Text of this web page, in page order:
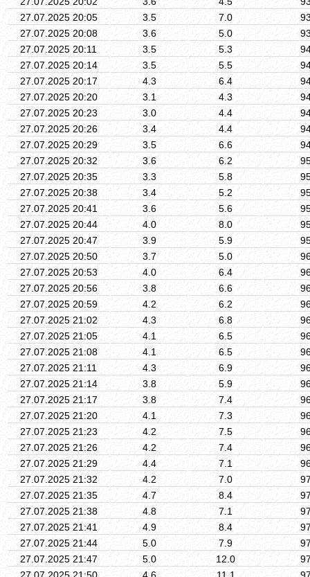
27.07.2025 20:05
3.5 7.0
27.07.2025 20:08
3.6 5.0
27.07.2025 20:11
3.5 5.3
27.07.2025 20:14
3.5 5.5
27.07.2025 20:17
4.3 6.4
27.07.2025 20:20
3.1 4.3
27.07.2025 20:23
3.0 4.4
27.07.2025 20:26
3.4 4.4
27.07.2025 20:29
3.5 6.6
27.07.2025 20:32
3.6 6.2
27.07.2025 20:35
3.3 5.8
27.07.2025 20:38
3.4 5.2
27.07.2025 20:41
3.6 5.6
27.07.2025 20:44
4.0 8.0
27.07.2025 20:47
3.9 5.9
27.07.2025 20:50
3.7 5.0
27.07.2025 20:53
4.0 6.4
27.07.2025 20:56
3.8 6.6
27.07.2025 20:59
4.2 6.2
27.07.2025 21:02
4.3 6.8
27.07.2025 21:05
4.1 6.5
27.07.2025 21:08
4.1 6.5
27.07.2025 21:11
4.3 6.9
27.07.2025 21:14
3.8 5.9
27.07.2025 21:17
3.8 7.4
27.07.2025 21:20
4.1 7.3
27.07.2025 21:23
4.2 7.5
27.07.2025 21:26
4.2 7.4
27.07.2025 21:29
4.4 7.1
27.07.2025 21:32
4.2 7.0
27.07.2025 21:35
4.7 8.4
27.07.2025 21:38
4.8 7.1
27.07.2025 21:41
4.9 8.4
27.07.2025 21:44
5.0 7.9
27.07.2025 21:47
5.0 12.0
27.07.2025 21:50
4.6 11.1